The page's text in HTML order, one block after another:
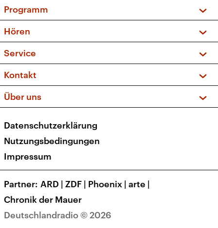
Programm
Sendungen und Podcasts
Musikliste
Kakadu – Das Kinderprogramm
Hören
Frequenzen (UKW + DAB+)
Service
FAQ
Apps
Newsletter
Kontakt
Social Media
Über uns
Presse
Karriere
Transparenz
Deutschlandradio © 2026
Datenschutzerklärung
Nutzungsbedingungen
Impressum
Partner ARD | ZDF | Phoenix | arte |
Chronik der Mauer